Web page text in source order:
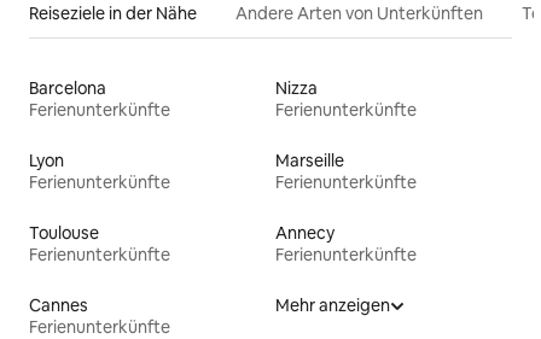
Reiseziele in der Nähe Andere Arten von Unterkünften
Barcelona
Ferienunterkünfte
Nizza
Ferienunterkünfte
Lyon
Ferienunterkünfte
Marseille
Ferienunterkünfte
Toulouse
Ferienunterkünfte
Annecy
Ferienunterkünfte
Cannes
Ferienunterkünfte
Mehr anzeigen